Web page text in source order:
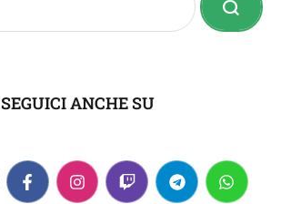
SEGUICI ANCHE SU